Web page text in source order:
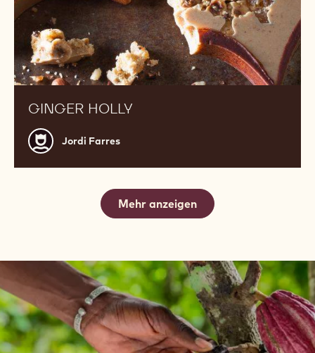
GINGER HOLLY
Jordi
Farres
Jordi Farres
Mehr anzeigen